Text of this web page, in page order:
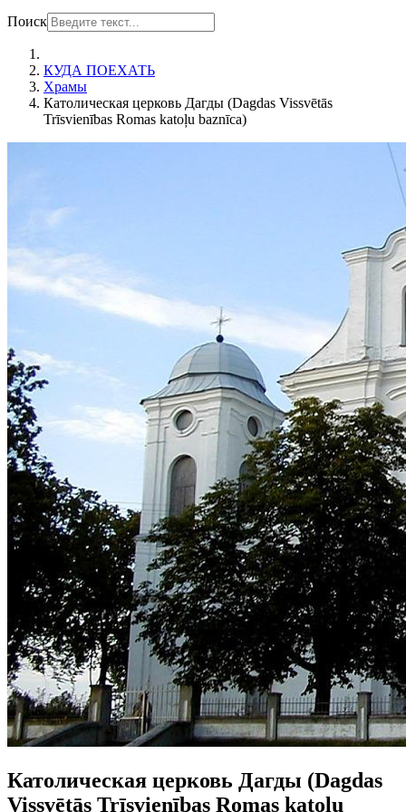
Поиск
КУДА ПОЕХАТЬ
Храмы
Католическая церковь Дагды (Dagdas Vissvētās
Trīsvienības Romas katoļu baznīca)
Католическая церковь Дагды (Dagdas
Vissvētās Trīsvienības Romas katoļu